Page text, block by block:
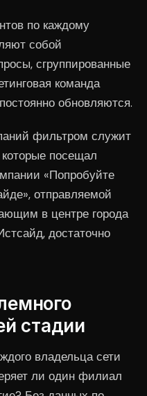
по каждому
собой
сгруппированные
команда
обновляются.
фильтром служит
посещал
«Попробуйте
отправляемой
в центре города
достаточно
стадии
владельца сети
ли один филиал